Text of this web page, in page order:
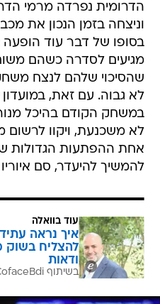
הדרומית נפרדה מרמי
וניצחה בזמן הנכון את
בסופו של דבר עוד
מגיעים לסדרה כשהם
שהסיכוי שלהם לנצח
לא גבוה. עם זאת,
במשחק הקודם בהיכל
לא משכנעת, ויקוו
אחת ההפתעות הגדולות
להמשיך להיעדר, סם איוריו
עוד בוואלה
איך נראה
להצליח בשוק
ודאות
בשיתוף CofaceBdi